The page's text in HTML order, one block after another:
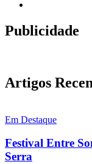
Publicidade
Artigos
Em Destaque
Festival Entre
Serra